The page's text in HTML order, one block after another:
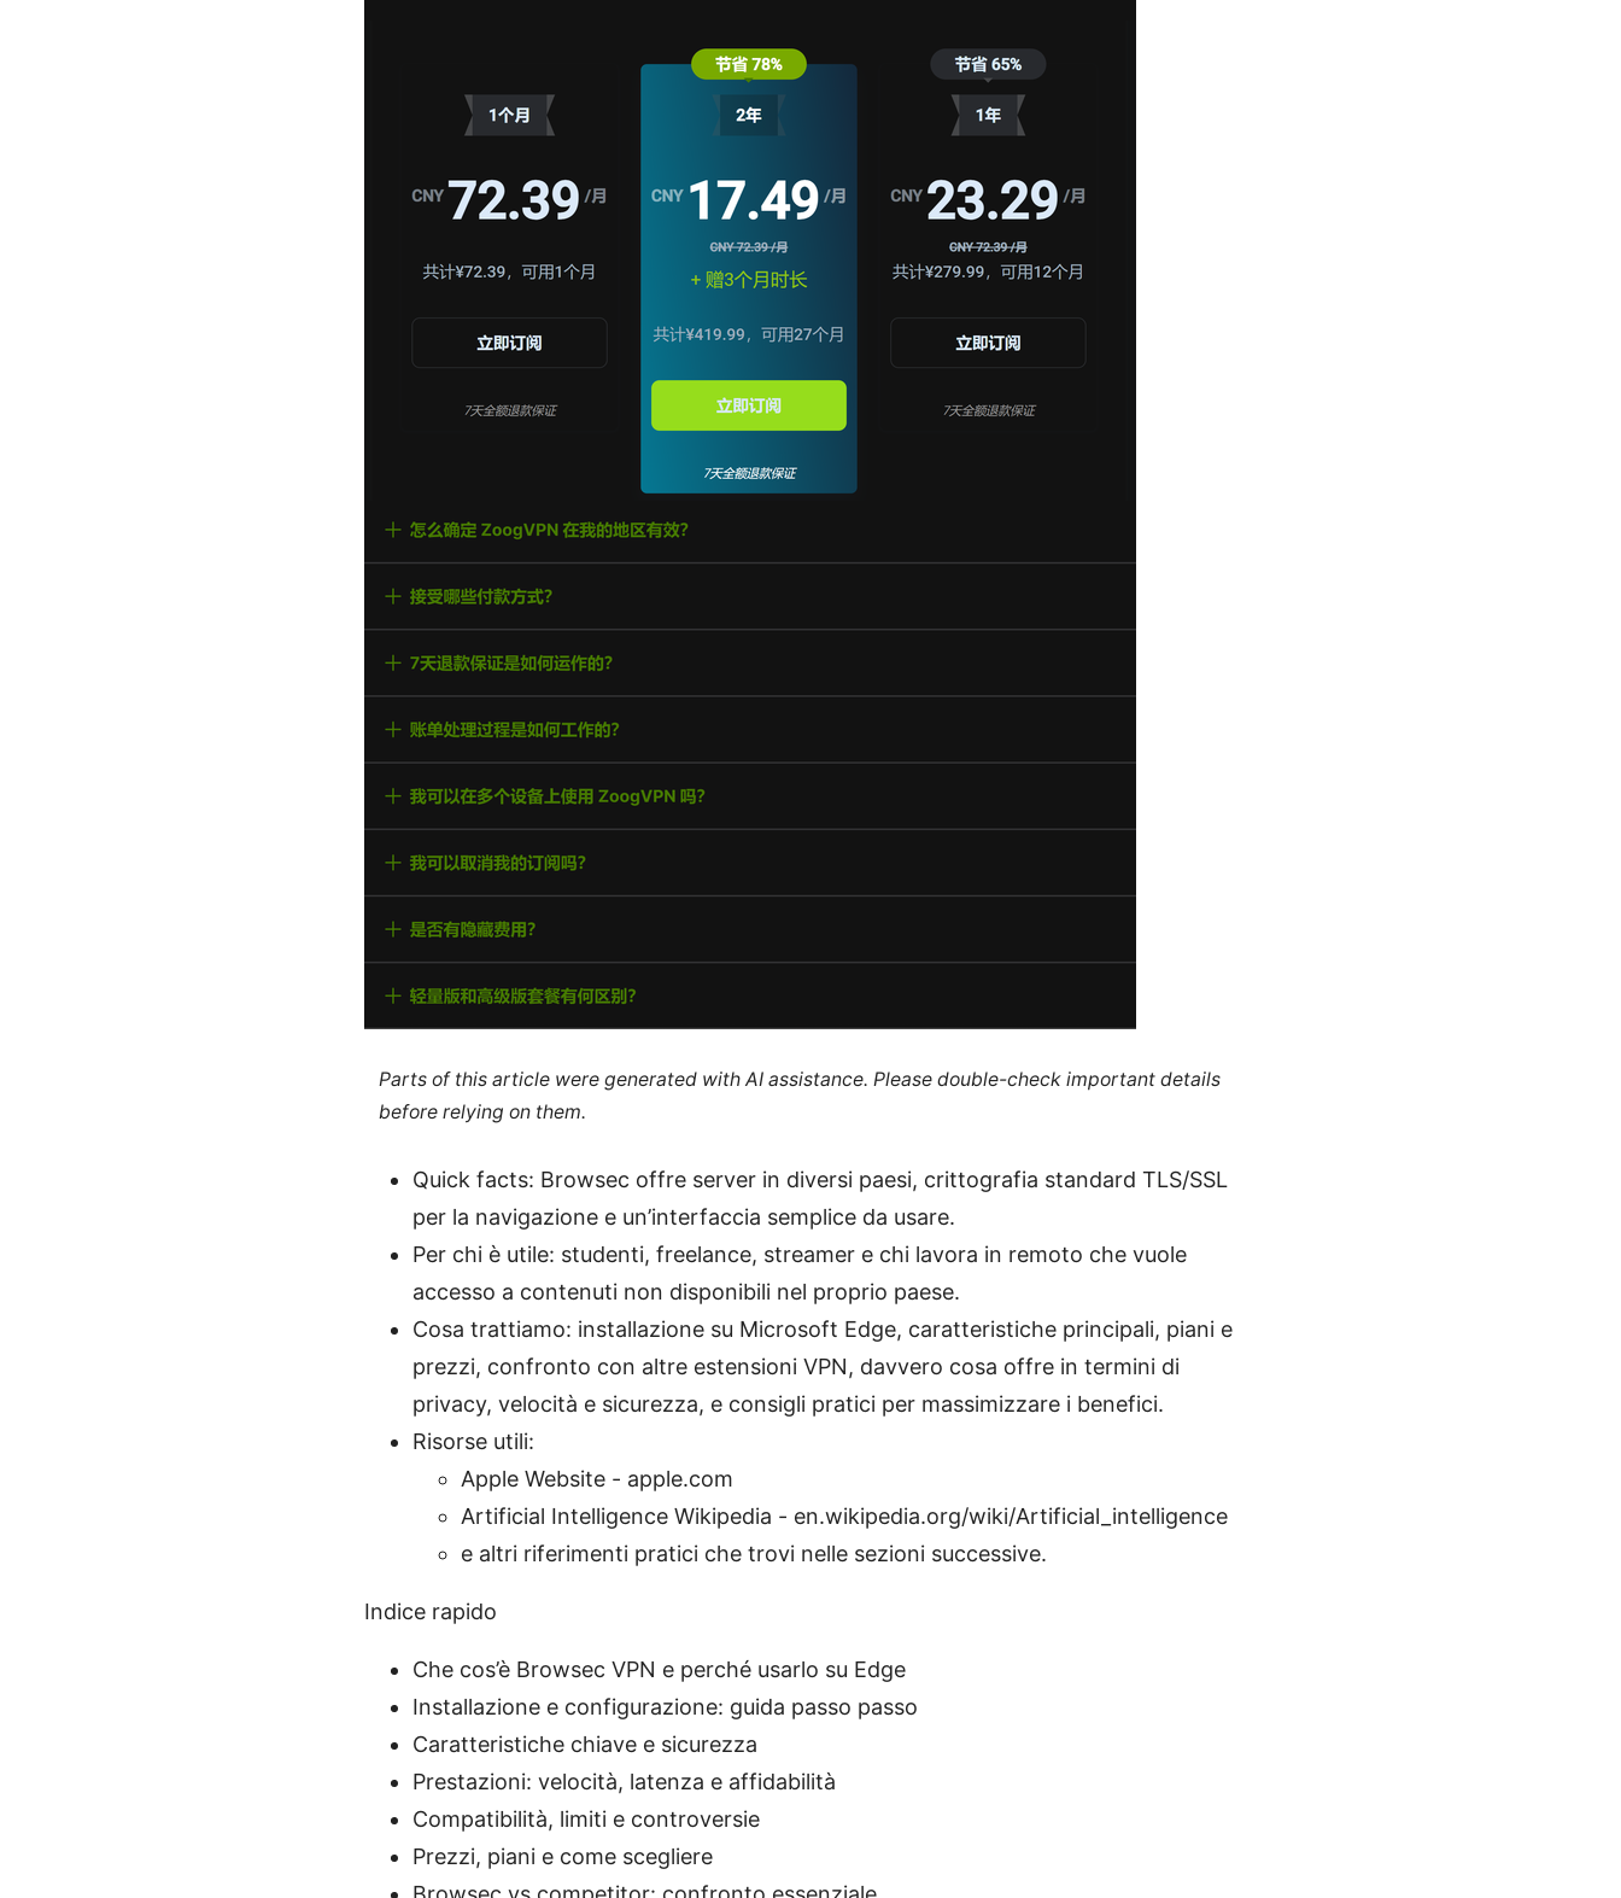
Parts of this article were generated with AI assistance. Please double-check important details
before relying on them.
Quick facts: Browsec offre server in diversi paesi, crittografia standard TLS/SSL
per la navigazione e un’interfaccia semplice da usare.
Per chi è utile: studenti, freelance, streamer e chi lavora in remoto che vuole
accesso a contenuti non disponibili nel proprio paese.
Cosa trattiamo: installazione su Microsoft Edge, caratteristiche principali, piani e
prezzi, confronto con altre estensioni VPN, davvero cosa offre in termini di
privacy, velocità e sicurezza, e consigli pratici per massimizzare i benefici.
Risorse utili:
Apple Website - apple.com
Artificial Intelligence Wikipedia - en.wikipedia.org/wiki/Artificial_intelligence
e altri riferimenti pratici che trovi nelle sezioni successive.
Indice rapido
Che cos’è Browsec VPN e perché usarlo su Edge
Installazione e configurazione: guida passo passo
Caratteristiche chiave e sicurezza
Prestazioni: velocità, latenza e affidabilità
Compatibilità, limiti e controversie
Prezzi, piani e come scegliere